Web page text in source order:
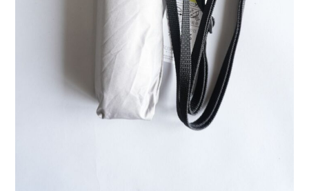
COMESANDGOES【カムズアンドゴーズ】
COTTON PAN【コットンパン】
crepuscule【クレプスキュール】
Denis&Anna【ドニ&アンナ】